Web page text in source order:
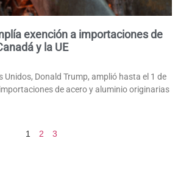
exención a importaciones de
y la UE
Unidos, Donald Trump, amplió hasta el 1 de
de acero y aluminio originarias
1 2 3